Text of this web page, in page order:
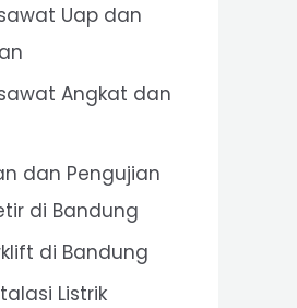
Uap dan
Angkat dan
dan Pengujian
di Bandung
di Bandung
Listrik